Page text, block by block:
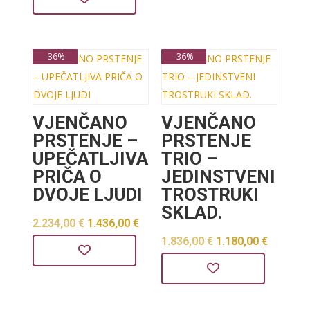
bila
1.655,00 €.
-36%
VJENČANO
PRSTENJE –
UPEČATLJIVA
PRIČA O
DVOJE LJUDI
2.234,00€ Izvorna
cijena
bila
1.436,00 €
Trenutna
cijena
1.436,00 €.
-36%
VJENČANO
PRSTENJE
TRIO –
JEDINSTVENI
TROSTRUKI
SKLAD.
1.836,00€ Izvorna
cijena
bila
1.180,00€